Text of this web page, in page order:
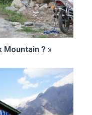
Mountain ? »